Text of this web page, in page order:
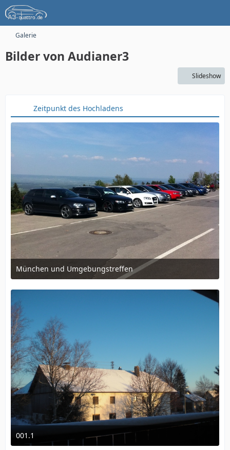
Galerie
Bilder von Audianer3
Slideshow
Zeitpunkt des Hochladens
München und Umgebungstreffen
24. April 2011 um 22:42
001.1
3. Januar 2010 um 16:18